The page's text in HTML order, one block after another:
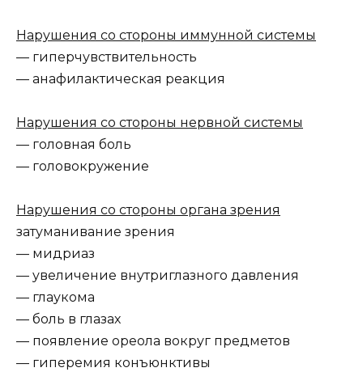
Нарушения со стороны иммунной системы
— гиперчувствительность
— анафилактическая реакция
Нарушения со стороны нервной системы
— головная боль
— головокружение
Нарушения со стороны органа зрения
затуманивание зрения
— мидриаз
— увеличение внутриглазного давления
— глаукома
— боль в глазах
— появление ореола вокруг предметов
— гиперемия конъюнктивы